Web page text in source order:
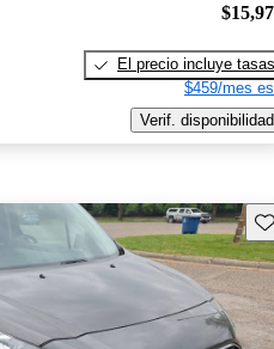
El precio incluye tasas
$459/mes
Verif. disponibilidad